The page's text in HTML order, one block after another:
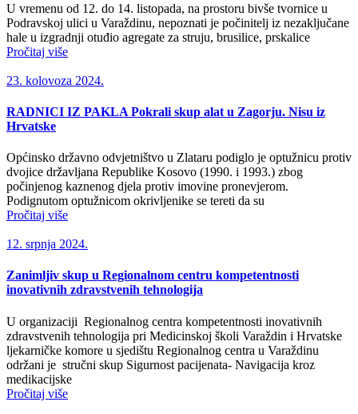
U vremenu od 12. do 14. listopada, na prostoru bivše tvornice u
Podravskoj ulici u Varaždinu, nepoznati je počinitelj iz nezaključane
hale u izgradnji otuđio agregate za struju, brusilice, prskalice
Pročitaj više
23. kolovoza 2024.
RADNICI IZ PAKLA Pokrali skup alat u Zagorju. Nisu iz
Hrvatske
Općinsko državno odvjetništvo u Zlataru podiglo je optužnicu protiv
dvojice državljana Republike Kosovo (1990. i 1993.) zbog
počinjenog kaznenog djela protiv imovine pronevjerom.
Podignutom optužnicom okrivljenike se tereti da su
Pročitaj više
12. srpnja 2024.
Zanimljiv skup u Regionalnom centru kompetentnosti
inovativnih zdravstvenih tehnologija
U organizaciji Regionalnog centra kompetentnosti inovativnih
zdravstvenih tehnologija pri Medicinskoj školi Varaždin i Hrvatske
ljekarničke komore u sjedištu Regionalnog centra u Varaždinu
održani je stručni skup Sigurnost pacijenata- Navigacija kroz
medikacijske
Pročitaj više